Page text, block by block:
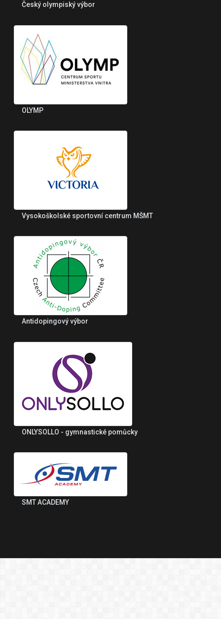
Český olympiský výbor
OLYMP
Vysokoškolské sportovní centrum MŠMT
Antidopingový výbor
ONLYSOLLO - gymnastické pomůcky
SMT ACADEMY